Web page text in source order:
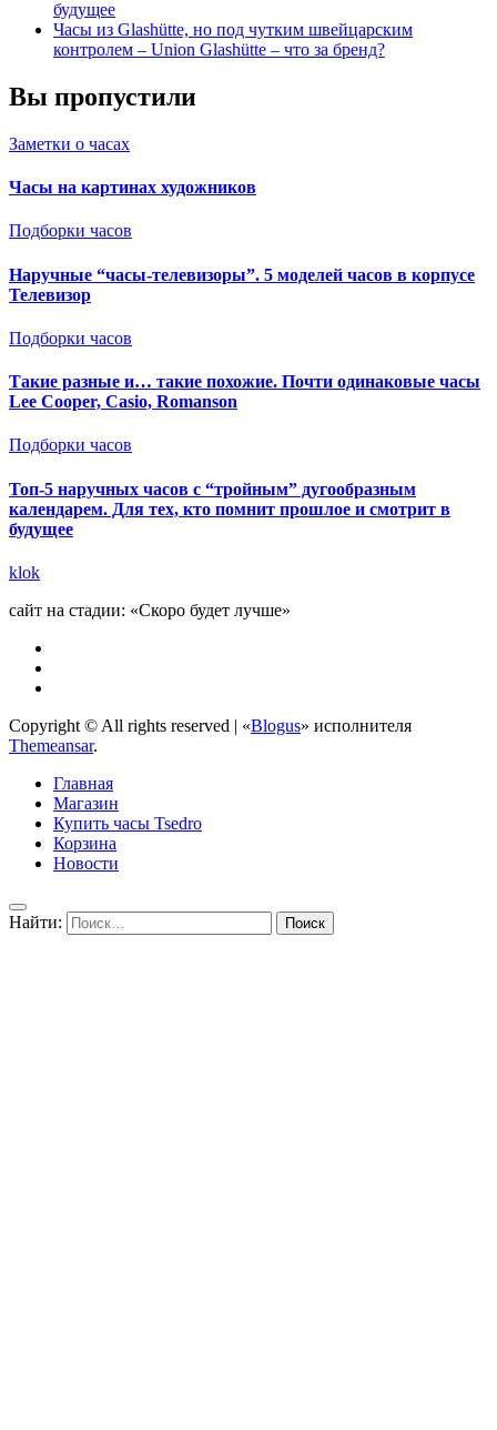
будущее
Часы из Glashütte, но под чутким швейцарским
контролем – Union Glashütte – что за бренд?
Вы пропустили
Заметки о часах
Часы на картинах художников
Подборки часов
Наручные “часы-телевизоры”. 5 моделей часов в корпусе
Телевизор
Подборки часов
Такие разные и… такие похожие. Почти одинаковые часы
Lee Cooper, Casio, Romanson
Подборки часов
Топ-5 наручных часов с “тройным” дугообразным
календарем. Для тех, кто помнит прошлое и смотрит в
будущее
klok
сайт на стадии: «Скоро будет лучше»
Copyright © All rights reserved | «Blogus» исполнителя
Themeansar.
Главная
Магазин
Купить часы Tsedro
Корзина
Новости
Найти: